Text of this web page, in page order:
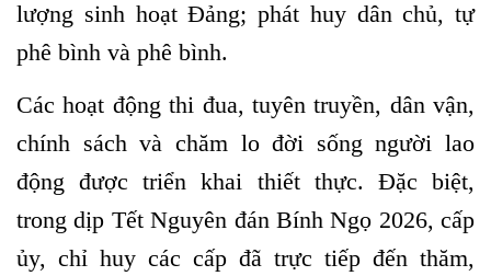
lượng sinh hoạt Đảng; phát huy dân chủ, tự
phê bình và phê bình.
Các hoạt động thi đua, tuyên truyền, dân vận,
chính sách và chăm lo đời sống người lao
động được triển khai thiết thực. Đặc biệt,
trong dịp Tết Nguyên đán Bính Ngọ 2026, cấp
ủy, chỉ huy các cấp đã trực tiếp đến thăm,